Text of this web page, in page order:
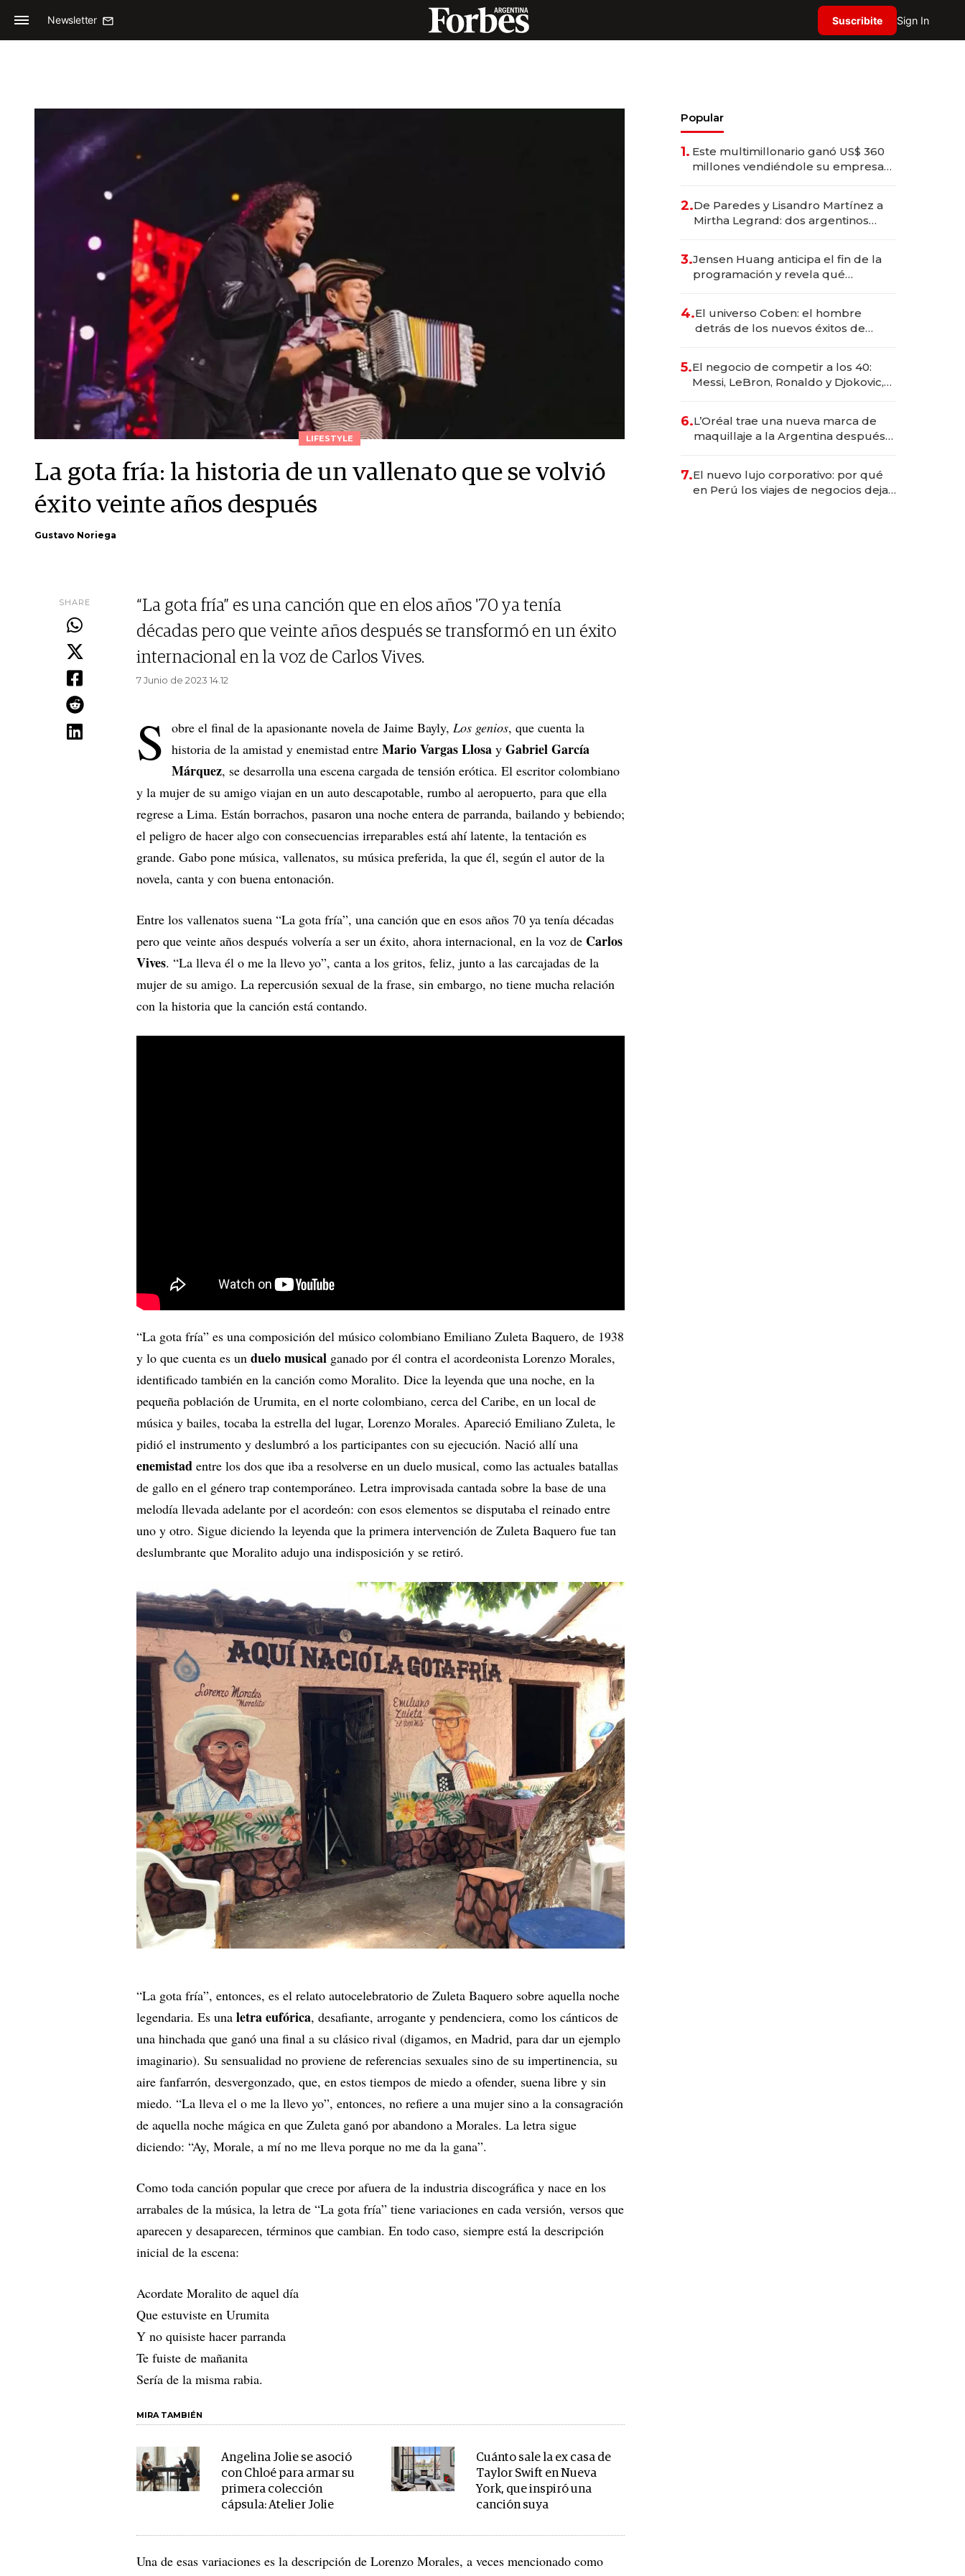
Newsletter Suscribite Sign In
LIFESTYLE
La gota fría: la historia de un vallenato que se volvió
éxito veinte años después
Gustavo Noriega
SHARE
“La gota fría” es una canción que en elos años '70 ya tenía
décadas pero que veinte años después se transformó en un éxito
internacional en la voz de Carlos Vives.
7 Junio de 2023 14.12
S obre el final de la apasionante novela de Jaime Bayly, Los genios, que cuenta la
historia de la amistad y enemistad entre Mario Vargas Llosa y Gabriel García
Márquez, se desarrolla una escena cargada de tensión erótica. El escritor colombiano
y la mujer de su amigo viajan en un auto descapotable, rumbo al aeropuerto, para que ella
regrese a Lima. Están borrachos, pasaron una noche entera de parranda, bailando y bebiendo;
el peligro de hacer algo con consecuencias irreparables está ahí latente, la tentación es
grande. Gabo pone música, vallenatos, su música preferida, la que él, según el autor de la
novela, canta y con buena entonación.
Entre los vallenatos suena “La gota fría”, una canción que en esos años 70 ya tenía décadas
pero que veinte años después volvería a ser un éxito, ahora internacional, en la voz de Carlos
Vives. “La lleva él o me la llevo yo”, canta a los gritos, feliz, junto a las carcajadas de la
mujer de su amigo. La repercusión sexual de la frase, sin embargo, no tiene mucha relación
con la historia que la canción está contando.
“La gota fría” es una composición del músico colombiano Emiliano Zuleta Baquero, de 1938
y lo que cuenta es un duelo musical ganado por él contra el acordeonista Lorenzo Morales,
identificado también en la canción como Moralito. Dice la leyenda que una noche, en la
pequeña población de Urumita, en el norte colombiano, cerca del Caribe, en un local de
música y bailes, tocaba la estrella del lugar, Lorenzo Morales. Apareció Emiliano Zuleta, le
pidió el instrumento y deslumbró a los participantes con su ejecución. Nació allí una
enemistad entre los dos que iba a resolverse en un duelo musical, como las actuales batallas
de gallo en el género trap contemporáneo. Letra improvisada cantada sobre la base de una
melodía llevada adelante por el acordeón: con esos elementos se disputaba el reinado entre
uno y otro. Sigue diciendo la leyenda que la primera intervención de Zuleta Baquero fue tan
deslumbrante que Moralito adujo una indisposición y se retiró.
“La gota fría”, entonces, es el relato autocelebratorio de Zuleta Baquero sobre aquella noche
legendaria. Es una letra eufórica, desafiante, arrogante y pendenciera, como los cánticos de
una hinchada que ganó una final a su clásico rival (digamos, en Madrid, para dar un ejemplo
imaginario). Su sensualidad no proviene de referencias sexuales sino de su impertinencia, su
aire fanfarrón, desvergonzado, que, en estos tiempos de miedo a ofender, suena libre y sin
miedo. “La lleva el o me la llevo yo”, entonces, no refiere a una mujer sino a la consagración
de aquella noche mágica en que Zuleta ganó por abandono a Morales. La letra sigue
diciendo: “Ay, Morale, a mí no me lleva porque no me da la gana”.
Como toda canción popular que crece por afuera de la industria discográfica y nace en los
arrabales de la música, la letra de “La gota fría” tiene variaciones en cada versión, versos que
aparecen y desaparecen, términos que cambian. En todo caso, siempre está la descripción
inicial de la escena:
Acordate Moralito de aquel día
Que estuviste en Urumita
Y no quisiste hacer parranda
Te fuiste de mañanita
Sería de la misma rabia.
MIRA TAMBIÉN
Angelina Jolie se asoció
con Chloé para armar su
primera colección
cápsula: Atelier Jolie
Cuánto sale la ex casa de
Taylor Swift en Nueva
York, que inspiró una
canción suya
Una de esas variaciones es la descripción de Lorenzo Morales, a veces mencionado como
Popular
1. Este multimillonario ganó US$ 360
millones vendiéndole su empresa
2.De Paredes y Lisandro Martínez a
Mirtha Legrand: dos argentinos
3.Jensen Huang anticipa el fin de la
programación y revela qué
4.El universo Coben: el hombre
detrás de los nuevos éxitos de
5.El negocio de competir a los 40:
Messi, LeBron, Ronaldo y Djokovic,
6.L’Oréal trae una nueva marca de
maquillaje a la Argentina después
7.El nuevo lujo corporativo: por qué
en Perú los viajes de negocios dejan